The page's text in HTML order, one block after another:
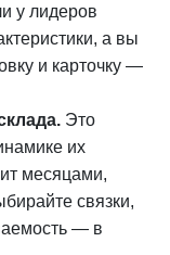
у лидеров
а вы
и карточку —
Это
их
месяцами,
связки,
— в